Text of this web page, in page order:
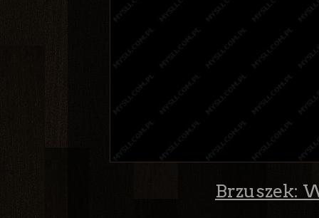
Brzuszek: